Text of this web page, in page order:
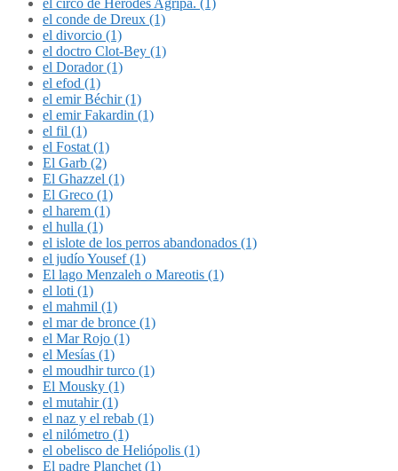
el circo de Herodes Agripa. (1)
el conde de Dreux (1)
el divorcio (1)
el doctro Clot-Bey (1)
el Dorador (1)
el efod (1)
el emir Béchir (1)
el emir Fakardin (1)
el fil (1)
el Fostat (1)
El Garb (2)
El Ghazzel (1)
El Greco (1)
el harem (1)
el hulla (1)
el islote de los perros abandonados (1)
el judío Yousef (1)
El lago Menzaleh o Mareotis (1)
el loti (1)
el mahmil (1)
el mar de bronce (1)
el Mar Rojo (1)
el Mesías (1)
el moudhir turco (1)
El Mousky (1)
el mutahir (1)
el naz y el rebab (1)
el nilómetro (1)
el obelisco de Heliópolis (1)
El padre Planchet (1)